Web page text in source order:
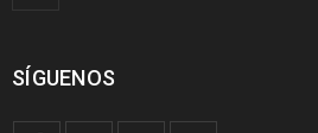
SÍGUENOS